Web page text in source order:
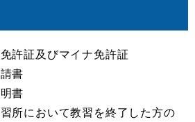
許証及びマイナ免許証
書
書
習所において教習を終了した方の